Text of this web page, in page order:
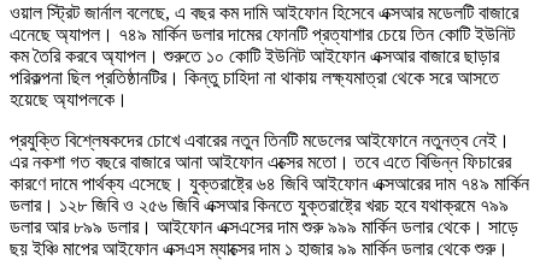
ওয়াল স্ট্রিট জার্নাল বলেছে, এ বছর কম দামি আইফোন হিসেবে এক্সআর মডেলটি বাজারে
এনেছে অ্যাপল। ৭৪৯ মার্কিন ডলার দামের ফোনটি প্রত্যাশার চেয়ে তিন কোটি ইউনিট
কম তৈরি করবে অ্যাপল। শুরুতে ১০ কোটি ইউনিট আইফোন এক্সআর বাজারে ছাড়ার
পরিকল্পনা ছিল প্রতিষ্ঠানটির। কিন্তু চাহিদা না থাকায় লক্ষ্যমাত্রা থেকে সরে আসতে
হয়েছে অ্যাপলকে।
প্রযুক্তি বিশ্লেষকদের চোখে এবারের নতুন তিনটি মডেলের আইফোনে নতুনত্ব নেই।
এর নকশা গত বছরে বাজারে আনা আইফোন এক্সের মতো। তবে এতে বিভিন্ন ফিচারের
কারণে দামে পার্থক্য এসেছে। যুক্তরাষ্ট্রে ৬৪ জিবি আইফোন এক্সআরের দাম ৭৪৯ মার্কিন
ডলার। ১২৮ জিবি ও ২৫৬ জিবি এক্সআর কিনতে যুক্তরাষ্ট্রে খরচ হবে যথাক্রমে ৭৯৯
ডলার আর ৮৯৯ ডলার। আইফোন এক্সএসের দাম শুরু ৯৯৯ মার্কিন ডলার থেকে। সাড়ে
ছয় ইঞ্চি মাপের আইফোন এক্সএস ম্যাক্সের দাম ১ হাজার ৯৯ মার্কিন ডলার থেকে শুরু।